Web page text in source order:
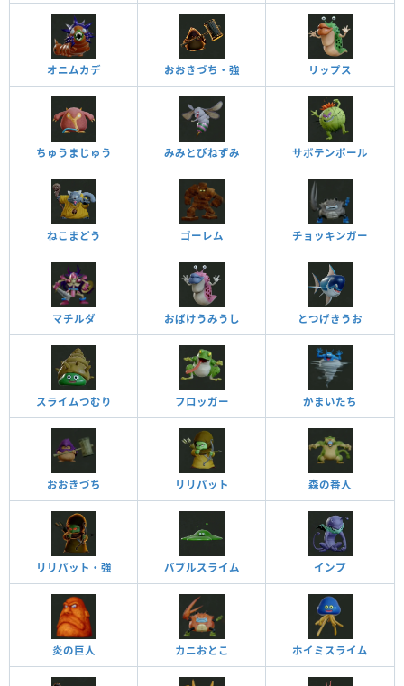
オニムカデ おおきづち・強 リップス
ちゅうまじゅう みみとびねずみ サボテンボール
ねこまどう ゴーレム チョッキンガー
マチルダ おばけうみうし とつげきうお
スライムつむり フロッガー かまいたち
おおきづち リリパット 森の番人
リリパット・強 バブルスライム インプ
炎の巨人 カニおとこ ホイミスライム